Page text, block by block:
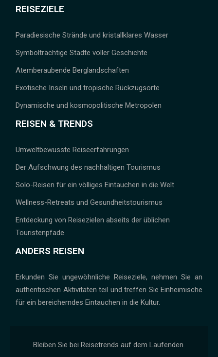
REISEZIELE
Paradiesische Strände und kristallklares Wasser
Symbolträchtige Städte voller Geschichte
Atemberaubende Berglandschaften
Exotische Inseln und tropische Rückzugsorte
Dynamische und kosmopolitische Metropolen
REISEN & TRENDS
Umweltbewusste Reiseerfahrungen
Der Aufschwung des nachhaltigen Tourismus
Solo-Reisen für ein völliges Eintauchen in die Welt
Wellness-Retreats und Gesundheitstourismus
Entdeckung von Reisezielen abseits der üblichen
Touristenpfade
ANDERS REISEN
Erkunden Sie ungewöhnliche Reiseziele, nehmen Sie an
authentischen Aktivitäten teil und treffen Sie Einheimische
für ein bereicherndes Eintauchen in die Kultur.
Bleiben Sie bei Reisetrends auf dem Laufenden.